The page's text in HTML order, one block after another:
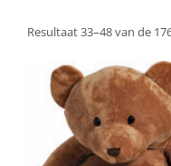
Resultaat 33–48 van de